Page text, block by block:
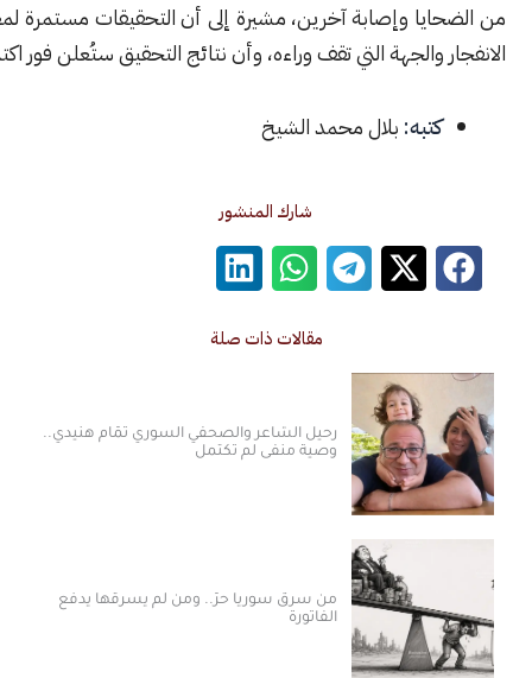
وإصابة آخرين، مشيرة إلى أن التحقيقات مستمرة لمعرفة دوافع
والجهة التي تقف وراءه، وأن نتائج التحقيق ستُعلن فور اكتمالها.
بلال محمد الشيخ
شارك المنشور
مقالات ذات صلة
رحيل الشاعر والصحفي السوري تمّام هنيدي..
وصية منفى لم تكتمل
من سرق سوريا حرّ.. ومن لم يسرقها يدفع
الفاتورة